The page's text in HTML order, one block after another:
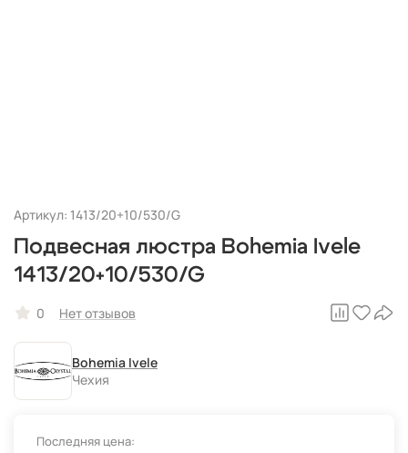
Артикул: 1413/20+10/530/G
Подвесная люстра Bohemia Ivele
1413/20+10/530/G
0 Нет отзывов
Bohemia Ivele
Чехия
Последняя цена: